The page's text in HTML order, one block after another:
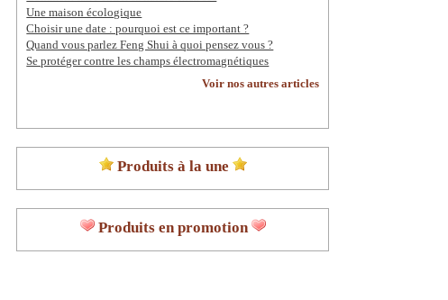
Une maison écologique
Choisir une date : pourquoi est ce important ?
Quand vous parlez Feng Shui à quoi pensez vous ?
Se protéger contre les champs électromagnétiques
Voir nos autres articles
Produits à la une
Produits en promotion